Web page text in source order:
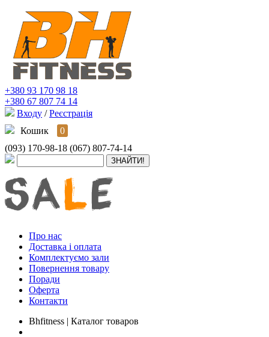
+380 93 170 98 18
+380 67 807 74 14
Входу / Реєстрація
Кошик
0
(093) 170-98-18 (067) 807-74-14
Про нас
Доставка і оплата
Комплектуємо зали
Повернення товару
Поради
Оферта
Контакти
Bhfitness | Каталог товаров